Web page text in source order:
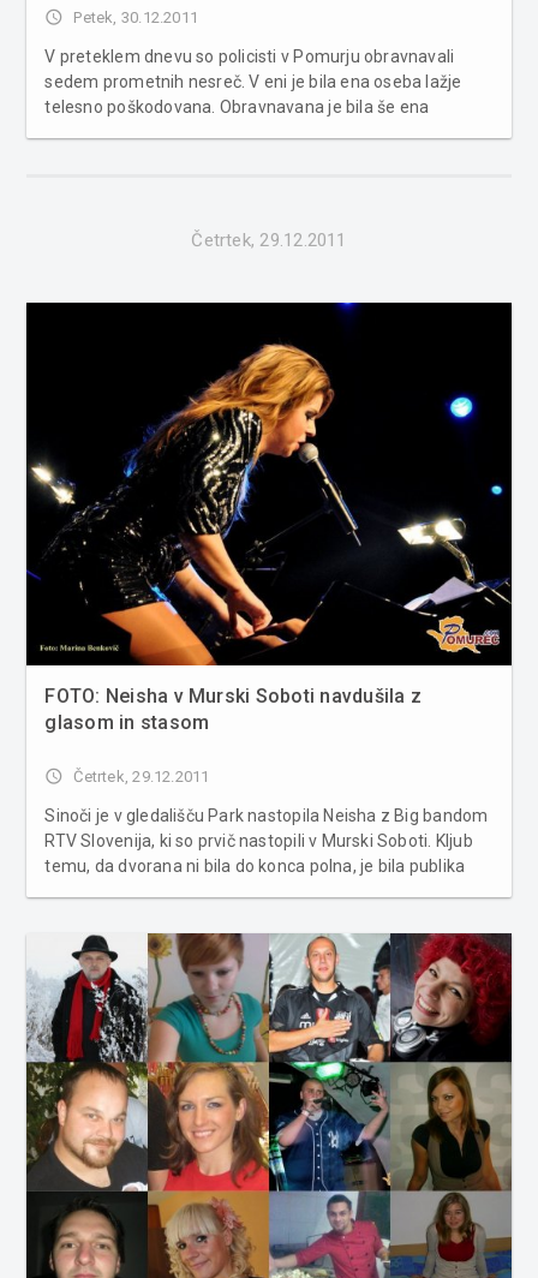
access_time Petek, 30.12.2011
V preteklem dnevu so policisti v Pomurju obravnavali
sedem prometnih nesreč. V eni je bila ena oseba lažje
telesno poškodovana. Obravnavana je bila še ena
Četrtek, 29.12.2011
FOTO: Neisha v Murski Soboti navdušila z
glasom in stasom
access_time Četrtek, 29.12.2011
Sinoči je v gledališču Park nastopila Neisha z Big bandom
RTV Slovenija, ki so prvič nastopili v Murski Soboti. Kljub
temu, da dvorana ni bila do konca polna, je bila publika
uspešn...